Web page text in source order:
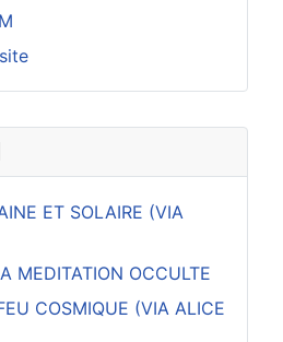
ET SOLAIRE (VIA
MEDITATION OCCULTE
COSMIQUE (VIA ALICE